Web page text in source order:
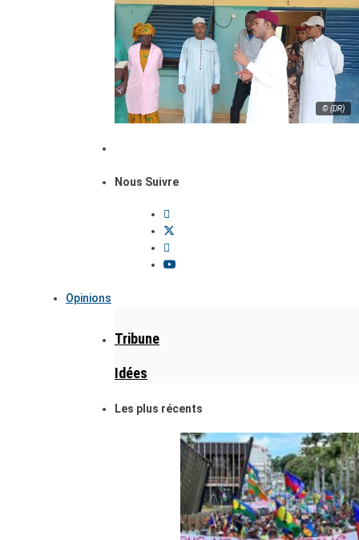
© (DR)
Nous Suivre
Opinions
Tribune
Idées
Les plus récents